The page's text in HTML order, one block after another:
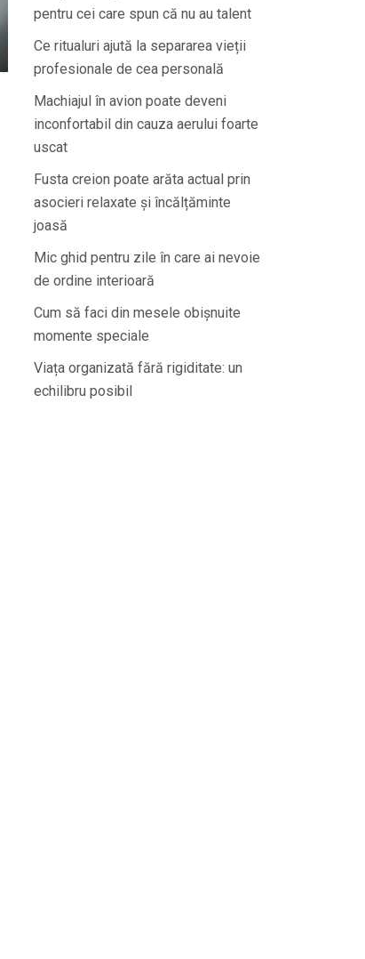
pentru cei care spun că nu au talent
Ce ritualuri ajută la separarea vieții
profesionale de cea personală
Machiajul în avion poate deveni
inconfortabil din cauza aerului foarte
uscat
Fusta creion poate arăta actual prin
asocieri relaxate și încălțăminte
joasă
Mic ghid pentru zile în care ai nevoie
de ordine interioară
Cum să faci din mesele obișnuite
momente speciale
Viața organizată fără rigiditate: un
echilibru posibil